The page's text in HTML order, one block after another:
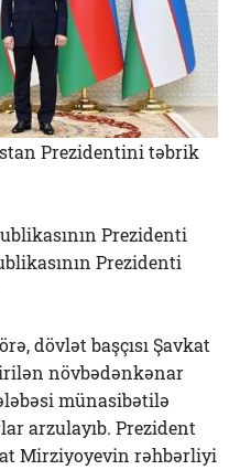
Prezidentini təbrik
Prezidenti
Prezidenti
dövlət başçısı Şavkat
növbədənkənar
münasibətilə
arzulayıb. Prezident
Mirziyoyevin rəhbərliyi